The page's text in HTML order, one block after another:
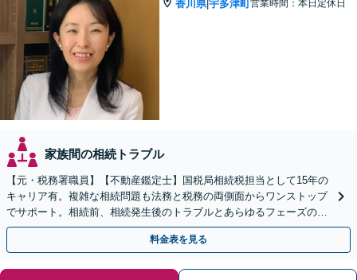
香川県|宇多津町営業時間：本日定休日
家族間の相続トラブル
【元・税務署職員】【不動産鑑定士】国税局相続税担当として15年の
キャリア有。複雑な相続問題も法務と税務の両側面からワンストップ
でサポート。相続前、相続発生後のトラブルとあらゆるフェーズのご
相談に対応します【駐車場あり】【電話・Web相談可】
料金表を見る